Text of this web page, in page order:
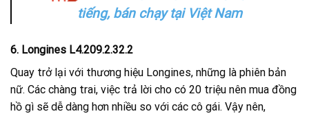
tiếng, bán chạy tại Việt Nam
6. Longines L4.209.2.32.2
Quay trở lại với thương hiệu Longines, những là phiên bản
nữ. Các chàng trai, việc trả lời cho có 20 triệu nên mua đồng
hồ gì sẽ dễ dàng hơn nhiều so với các cô gái. Vậy nên,